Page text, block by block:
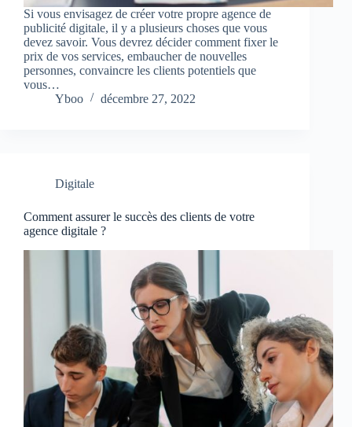
Si vous envisagez de créer votre propre agence de
publicité digitale, il y a plusieurs choses que vous
devez savoir. Vous devrez décider comment fixer le
prix de vos services, embaucher de nouvelles
personnes, convaincre les clients potentiels que
vous…
Yboo
décembre 27, 2022
Digitale
Comment assurer le succès des clients de votre
agence digitale ?